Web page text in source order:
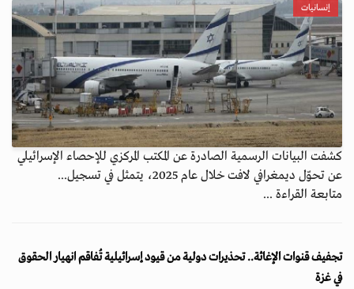
إنسانيات
كشفت البيانات الرسمية الصادرة عن المكتب المركزي للإحصاء الإسرائيلي
عن تحوّل ديمغرافي لافت خلال عام 2025، يتمثل في تسجيل...
متابعة القراءة ...
تجفيف قنوات الإغاثة.. تحذيرات دولية من قيود إسرائيلية تُفاقم انهيار الحقوق
في غزة